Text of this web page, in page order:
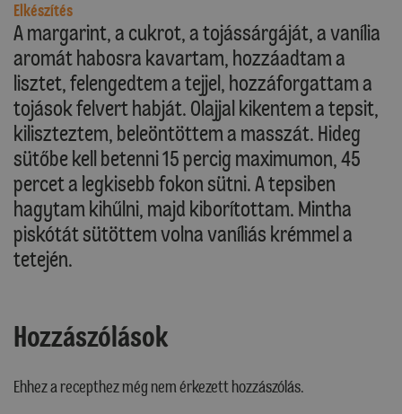
Elkészítés
A margarint, a cukrot, a tojássárgáját, a vanília
aromát habosra kavartam, hozzáadtam a
lisztet, felengedtem a tejjel, hozzáforgattam a
tojások felvert habját. Olajjal kikentem a tepsit,
kiliszteztem, beleöntöttem a masszát. Hideg
sütőbe kell betenni 15 percig maximumon, 45
percet a legkisebb fokon sütni. A tepsiben
hagytam kihűlni, majd kiborítottam. Mintha
piskótát sütöttem volna vaníliás krémmel a
tetején.
Hozzászólások
Ehhez a recepthez még nem érkezett hozzászólás.